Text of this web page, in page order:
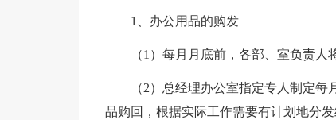
1、办公用品的购发
（1）每月月底前，各部、室负责
（2）总经理办公室指定专人制定
品购回，根据实际工作需要有计划地分